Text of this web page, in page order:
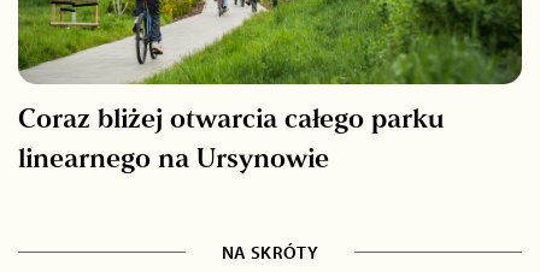
Coraz bliżej otwarcia całego parku
linearnego na Ursynowie
NA SKRÓTY